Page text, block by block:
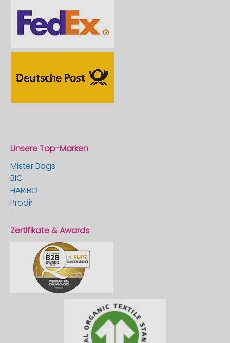
Unsere Top-Marken
Mister Bags
BIC
HARIBO
Prodir
Zertifikate & Awards